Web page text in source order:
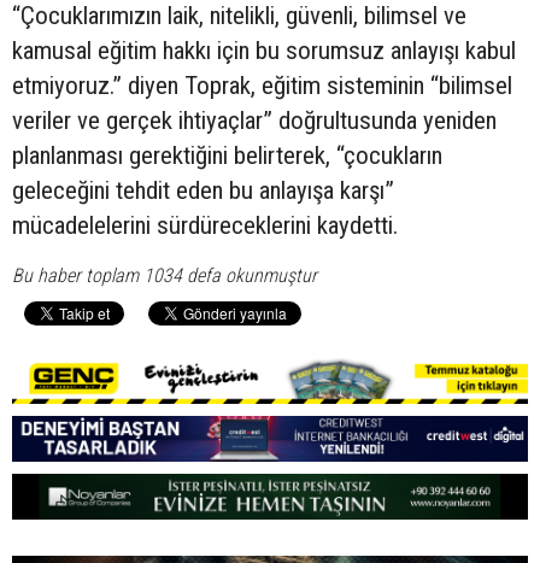
“Çocuklarımızın laik, nitelikli, güvenli, bilimsel ve
kamusal eğitim hakkı için bu sorumsuz anlayışı kabul
etmiyoruz.” diyen Toprak, eğitim sisteminin “bilimsel
veriler ve gerçek ihtiyaçlar” doğrultusunda yeniden
planlanması gerektiğini belirterek, “çocukların
geleceğini tehdit eden bu anlayışa karşı”
mücadelelerini sürdüreceklerini kaydetti.
Bu haber toplam 1034 defa okunmuştur